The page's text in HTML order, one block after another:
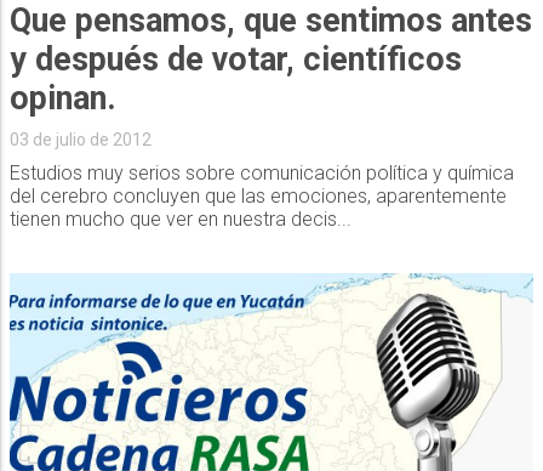
Que pensamos, que sentimos antes
y después de votar, científicos
opinan.
03 de julio de 2012
Estudios muy serios sobre comunicación política y química
del cerebro concluyen que las emociones, aparentemente
tienen mucho que ver en nuestra decis...